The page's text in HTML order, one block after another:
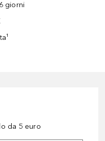
giorni
da 5 euro